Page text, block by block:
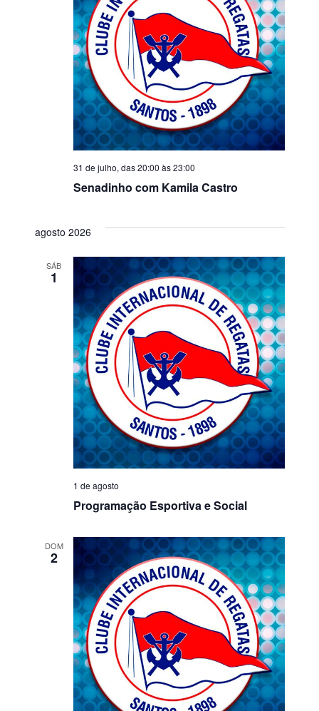
Senadinho com Kamila Castro
31 de julho, das 20:00 às23:00
agosto 2026
SÁB
1
Programação Esportiva e Social
1 de agosto
DOM
2